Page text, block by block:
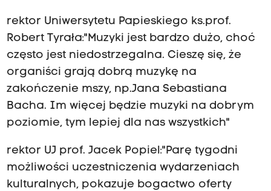
rektor Uniwersytetu Papieskiego ks.prof.
Robert Tyrała:"Muzyki jest bardzo dużo, choć
często jest niedostrzegalna. Cieszę się, że
organiści grają dobrą muzykę na
zakończenie mszy, np.Jana Sebastiana
Bacha. Im więcej będzie muzyki na dobrym
poziomie, tym lepiej dla nas wszystkich"
rektor UJ prof. Jacek Popiel:"Parę tygodni
możliwości uczestniczenia wydarzeniach
kulturalnych, pokazuje bogactwo oferty